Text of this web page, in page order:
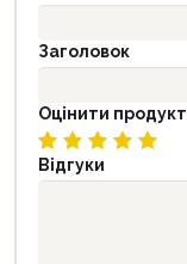
Заголовок
Оцінити продукт
Відгуки